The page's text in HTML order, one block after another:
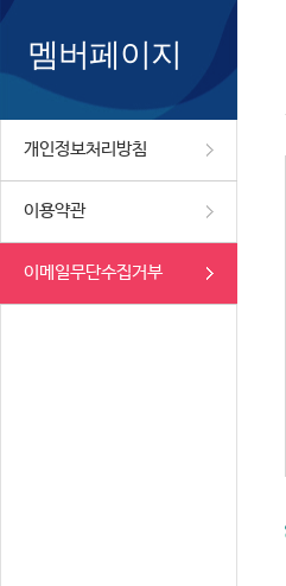
멤버페이지
개인정보처리방침
이용약관
이메일무단수집거부